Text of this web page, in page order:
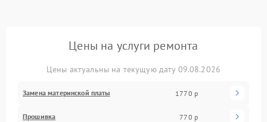
Цены на услуги ремонта
Цены актуальны на текущую дату 09.08.2026
Замена материнской платы 1770 р
Прошивка 770 р